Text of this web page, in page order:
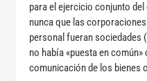
para el ejercicio conjunto
nunca que las
personal fueran sociedades (
no había «puesta en
comunicación de los bienes